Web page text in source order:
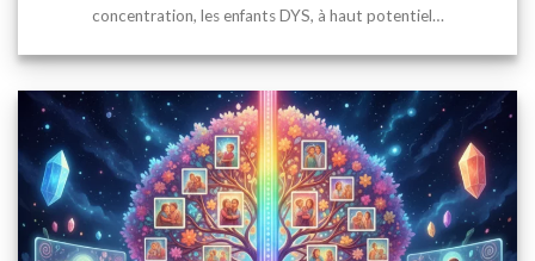
concentration, les enfants DYS, à haut potentiel…